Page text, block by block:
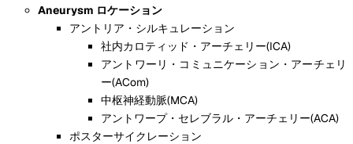
Aneurysm ロケーション
アントリア・シルキュレーション
社内カロティッド・アーチェリー(ICA)
アントワーリ・コミュニケーション・アーチェリ
ー(ACom)
中枢神経動脈(MCA)
アントワープ・セレブラル・アーチェリー(ACA)
ポスターサイクレーション